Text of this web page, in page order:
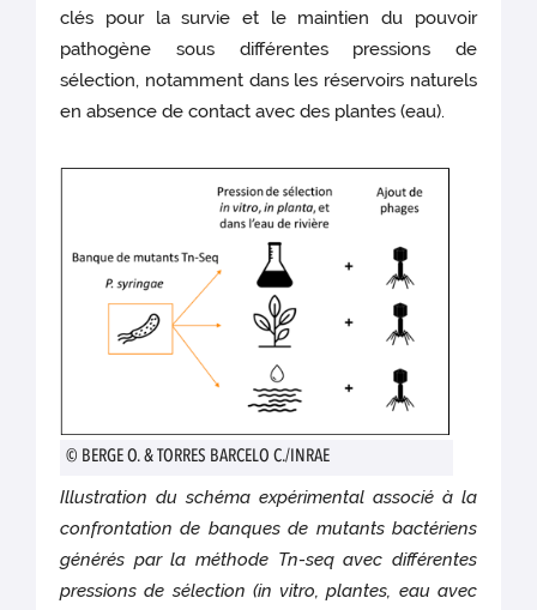
clés pour la survie et le maintien du pouvoir
pathogène sous différentes pressions de
sélection, notamment dans les réservoirs naturels
en absence de contact avec des plantes (eau).
© BERGE O. & TORRES BARCELO C./INRAE
Illustration du schéma expérimental associé à la
confrontation de banques de mutants bactériens
générés par la méthode Tn-seq avec différentes
pressions de sélection (in vitro, plantes, eau avec